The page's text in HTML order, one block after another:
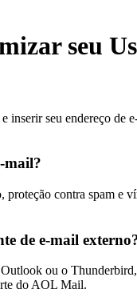
seu
seu endereço de
mail?
contra spam e
de e-mail
ou o
do AOL Mail.